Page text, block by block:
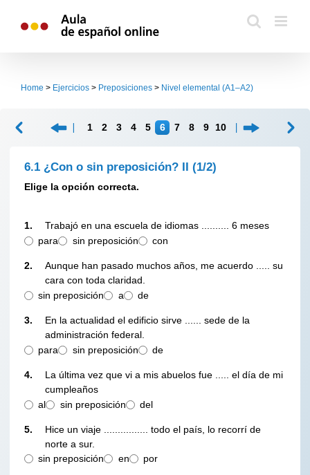
Home > Ejercicios > Preposiciones > Nivel elemental (A1–A2)
1 2 3 4 5 6 7 8 9 10
6.1 ¿Con o sin preposición? II (1/2)
Elige la opción correcta.
1.
Trabajó en una escuela de idiomas .......... 6 meses
para
sin preposición con
2.
Aunque han pasado muchos años, me acuerdo ..... su
cara con toda claridad.
sin preposición
a de
3.
En la actualidad el edificio sirve ...... sede de la
administración federal.
para
sin preposición de
4.
La última vez que vi a mis abuelos fue ..... el día de mi
cumpleaños
al
sin preposición del
5.
Hice un viaje ................ todo el país, lo recorrí de
norte a sur.
sin preposición
en por